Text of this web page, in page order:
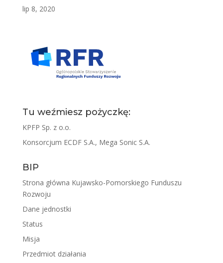
lip 8, 2020
Tu weźmiesz pożyczkę:
KPFP Sp. z o.o.
Konsorcjum ECDF S.A., Mega Sonic S.A.
BIP
Strona główna Kujawsko-Pomorskiego Funduszu
Rozwoju
Dane jednostki
Status
Misja
Przedmiot działania